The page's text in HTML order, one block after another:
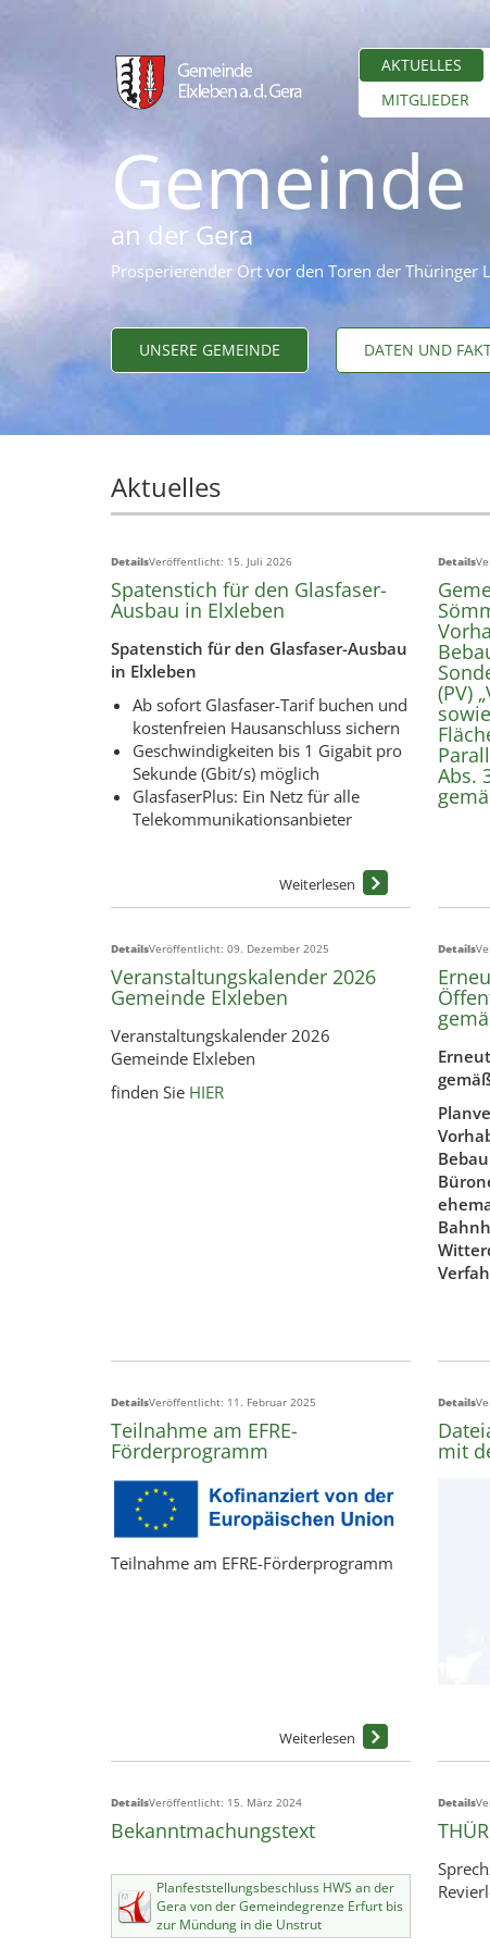
AKTUELLES
MITGLIEDER
Gemeinde
an der Gera
Prosperierender Ort vor den Toren der Thüringer
UNSERE GEMEINDE DATEN UND
Aktuelles
Spatenstich für den Glasfaser-
Ausbau in Elxleben
DetailsVeröffentlicht: 15. Juli 2026
Spatenstich für den Glasfaser-Ausbau
in Elxleben
Ab sofort Glasfaser-Tarif buchen und
kostenfreien Hausanschluss sichern
Geschwindigkeiten bis 1 Gigabit pro
Sekunde (Gbit/s) möglich
GlasfaserPlus: Ein Netz für alle
Telekommunikationsanbieter
(PV)
Abs.
Details
Veranstaltungskalender 2026
Gemeinde Elxleben
DetailsVeröffentlicht: 09. Dezember 2025
Veranstaltungskalender 2026
Gemeinde Elxleben
finden Sie HIER
Details
Teilnahme am EFRE-
Förderprogramm
DetailsVeröffentlicht: 11. Februar 2025
Teilnahme am EFRE-Förderprogramm
mit
Details
Bekanntmachungstext
DetailsVeröffentlicht: 15. März 2024
Planfeststellungsbeschluss HWS an der
Gera von der Gemeindegrenze Erfurt bis
zur Mündung in die Unstrut
Details